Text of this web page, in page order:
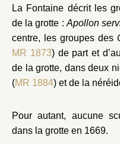
La Fontaine décrit les
de la grotte : Apollon
centre, les groupes des
MR 1873) de part et
de la grotte, dans deux
(MR 1884) et de la
Pour autant, aucune
dans la grotte en 1669.